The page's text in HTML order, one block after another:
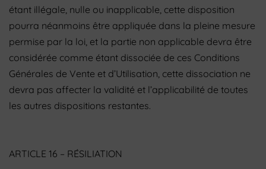
étant illégale, nulle ou inapplicable, cette disposition
pourra néanmoins être appliquée dans la pleine mesure
permise par la loi, et la partie non applicable devra être
considérée comme étant dissociée de ces Conditions
Générales de Vente et d’Utilisation, cette dissociation ne
devra pas affecter la validité et l’applicabilité de toutes
les autres dispositions restantes.
ARTICLE 16 – RÉSILIATION